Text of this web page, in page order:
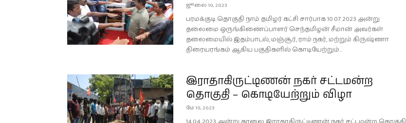
ஜூலை 10, 2023
பரமக்குடி தொகுதி நாம் தமிழர் கட்சி சார்பாக 10.07.2023 அன்று
தலைமை ஒருங்கிணைப்பாளர் செந்தமிழன் சீமான் அவர்கள்
தலைமையில் இதம்பாடல், மஞ்சூர், ராம் நகர், மற்றும் கிருஷ்ணா
திரையரங்கம் ஆகிய பகுதிகளில் கொடியேற்றும்...
இராதாகிருட்டிணன் நகர் சட்டமன்ற
தொகுதி – கொடியேற்றும் விழா
மே 10, 2023